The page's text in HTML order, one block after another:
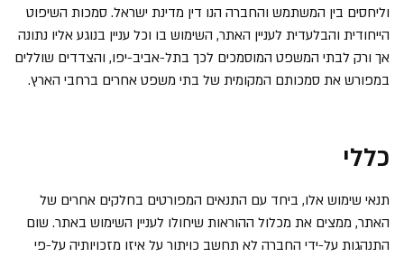
וליחסים בין המשתמש והחברה הנו דין מדינת ישראל. סמכות השיפוט
הייחודית והבלעדית לעניין האתר, השימוש בו וכל עניין בנוגע אליו נתונה
אך ורק לבתי המשפט המוסמכים לכך בתל-אביב-יפו, והצדדים שוללים
במפורש את סמכותם המקומית של בתי משפט אחרים ברחבי הארץ.
כללי
תנאי שימוש אלו, ביחד עם התנאים המפורטים בחלקים אחרים של
האתר, ממצים את מכלול ההוראות שיחולו לעניין השימוש באתר. שום
התנהגות על-ידי החברה לא תחשב כויתור על איזו מזכויותיה על-פי